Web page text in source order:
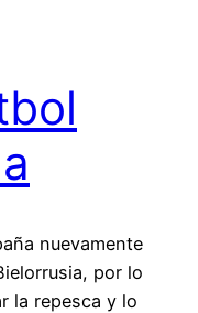
nuevamente
por lo
la repesca y lo